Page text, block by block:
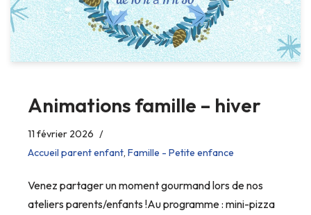
Animations famille – hiver
11 février 2026
Accueil parent enfant, Famille - Petite enfance
Venez partager un moment gourmand lors de nos
ateliers parents/enfants !Au programme : mini-pizza